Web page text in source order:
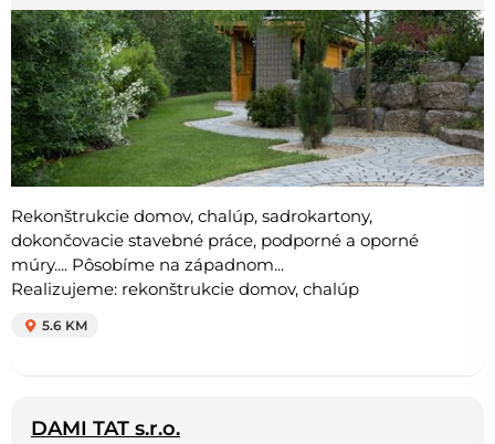
Rekonštrukcie domov, chalúp, sadrokartony,
dokončovacie stavebné práce, podporné a oporné
múry.... Pôsobíme na západnom...
Realizujeme: rekonštrukcie domov, chalúp
5.6 KM
DAMI TAT s.r.o.